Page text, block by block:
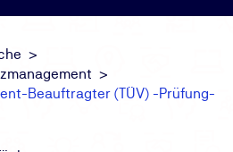
Beauftragter (TÜV) -Prüfung-